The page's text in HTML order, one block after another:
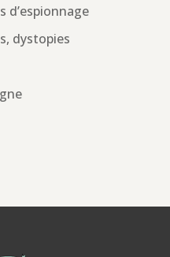
d’espionnage
dystopies